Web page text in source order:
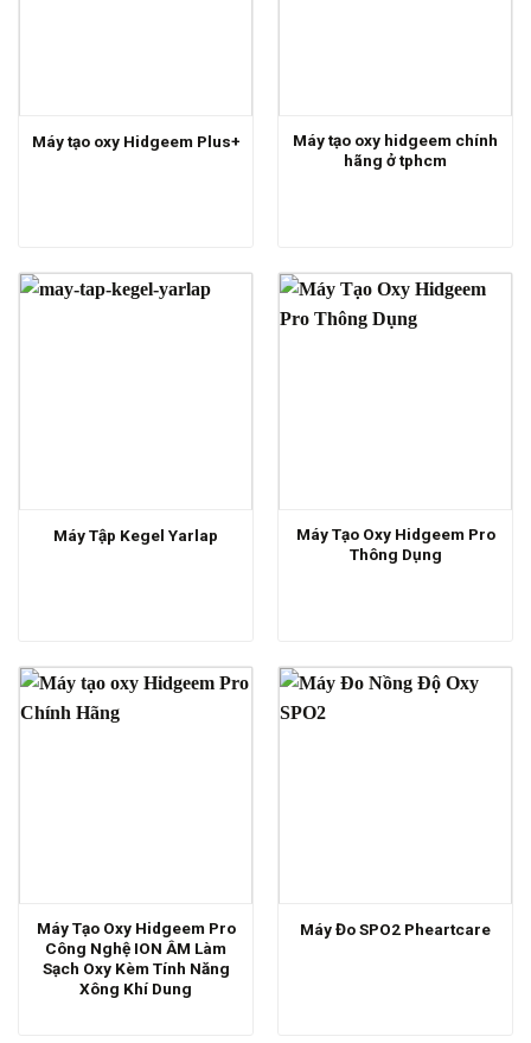
Máy tạo oxy Hidgeem Plus+
Máy tạo oxy hidgeem chính
hãng ở tphcm
Máy Tập Kegel Yarlap
Máy Tạo Oxy Hidgeem Pro
Thông Dụng
Máy Tạo Oxy Hidgeem Pro
Công Nghệ ION ÂM Làm
Sạch Oxy Kèm Tính Năng
Xông Khí Dung
Máy Đo SPO2 Pheartcare